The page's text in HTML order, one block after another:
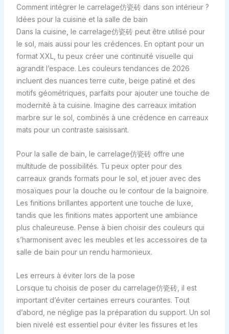
Comment intégrer le carrelage仿瓷砖 dans son intérieur ?
Idées pour la cuisine et la salle de bain
Dans la cuisine, le carrelage仿瓷砖 peut être utilisé pour
le sol, mais aussi pour les crédences. En optant pour un
format XXL, tu peux créer une continuité visuelle qui
agrandit l’espace. Les couleurs tendances de 2026
incluent des nuances terre cuite, beige patiné et des
motifs géométriques, parfaits pour ajouter une touche de
modernité à ta cuisine. Imagine des carreaux imitation
marbre sur le sol, combinés à une crédence en carreaux
mats pour un contraste saisissant.
Pour la salle de bain, le carrelage仿瓷砖 offre une
multitude de possibilités. Tu peux opter pour des
carreaux grands formats pour le sol, et jouer avec des
mosaïques pour la douche ou le contour de la baignoire.
Les finitions brillantes apportent une touche de luxe,
tandis que les finitions mates apportent une ambiance
plus chaleureuse. Pense à bien choisir des couleurs qui
s’harmonisent avec les meubles et les accessoires de ta
salle de bain pour un rendu harmonieux.
Les erreurs à éviter lors de la pose
Lorsque tu choisis de poser du carrelage仿瓷砖, il est
important d’éviter certaines erreurs courantes. Tout
d’abord, ne néglige pas la préparation du support. Un sol
bien nivelé est essentiel pour éviter les fissures et les